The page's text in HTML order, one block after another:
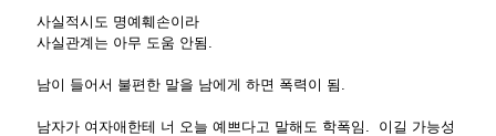
사실적시도 명예훼손이라
사실관계는 아무 도움 안됨.
남이 들어서 불편한 말을 남에게 하면 폭력이 됨.
남자가 여자애한테 너 오늘 예쁘다고 말해도 학폭임. 이길 가능성